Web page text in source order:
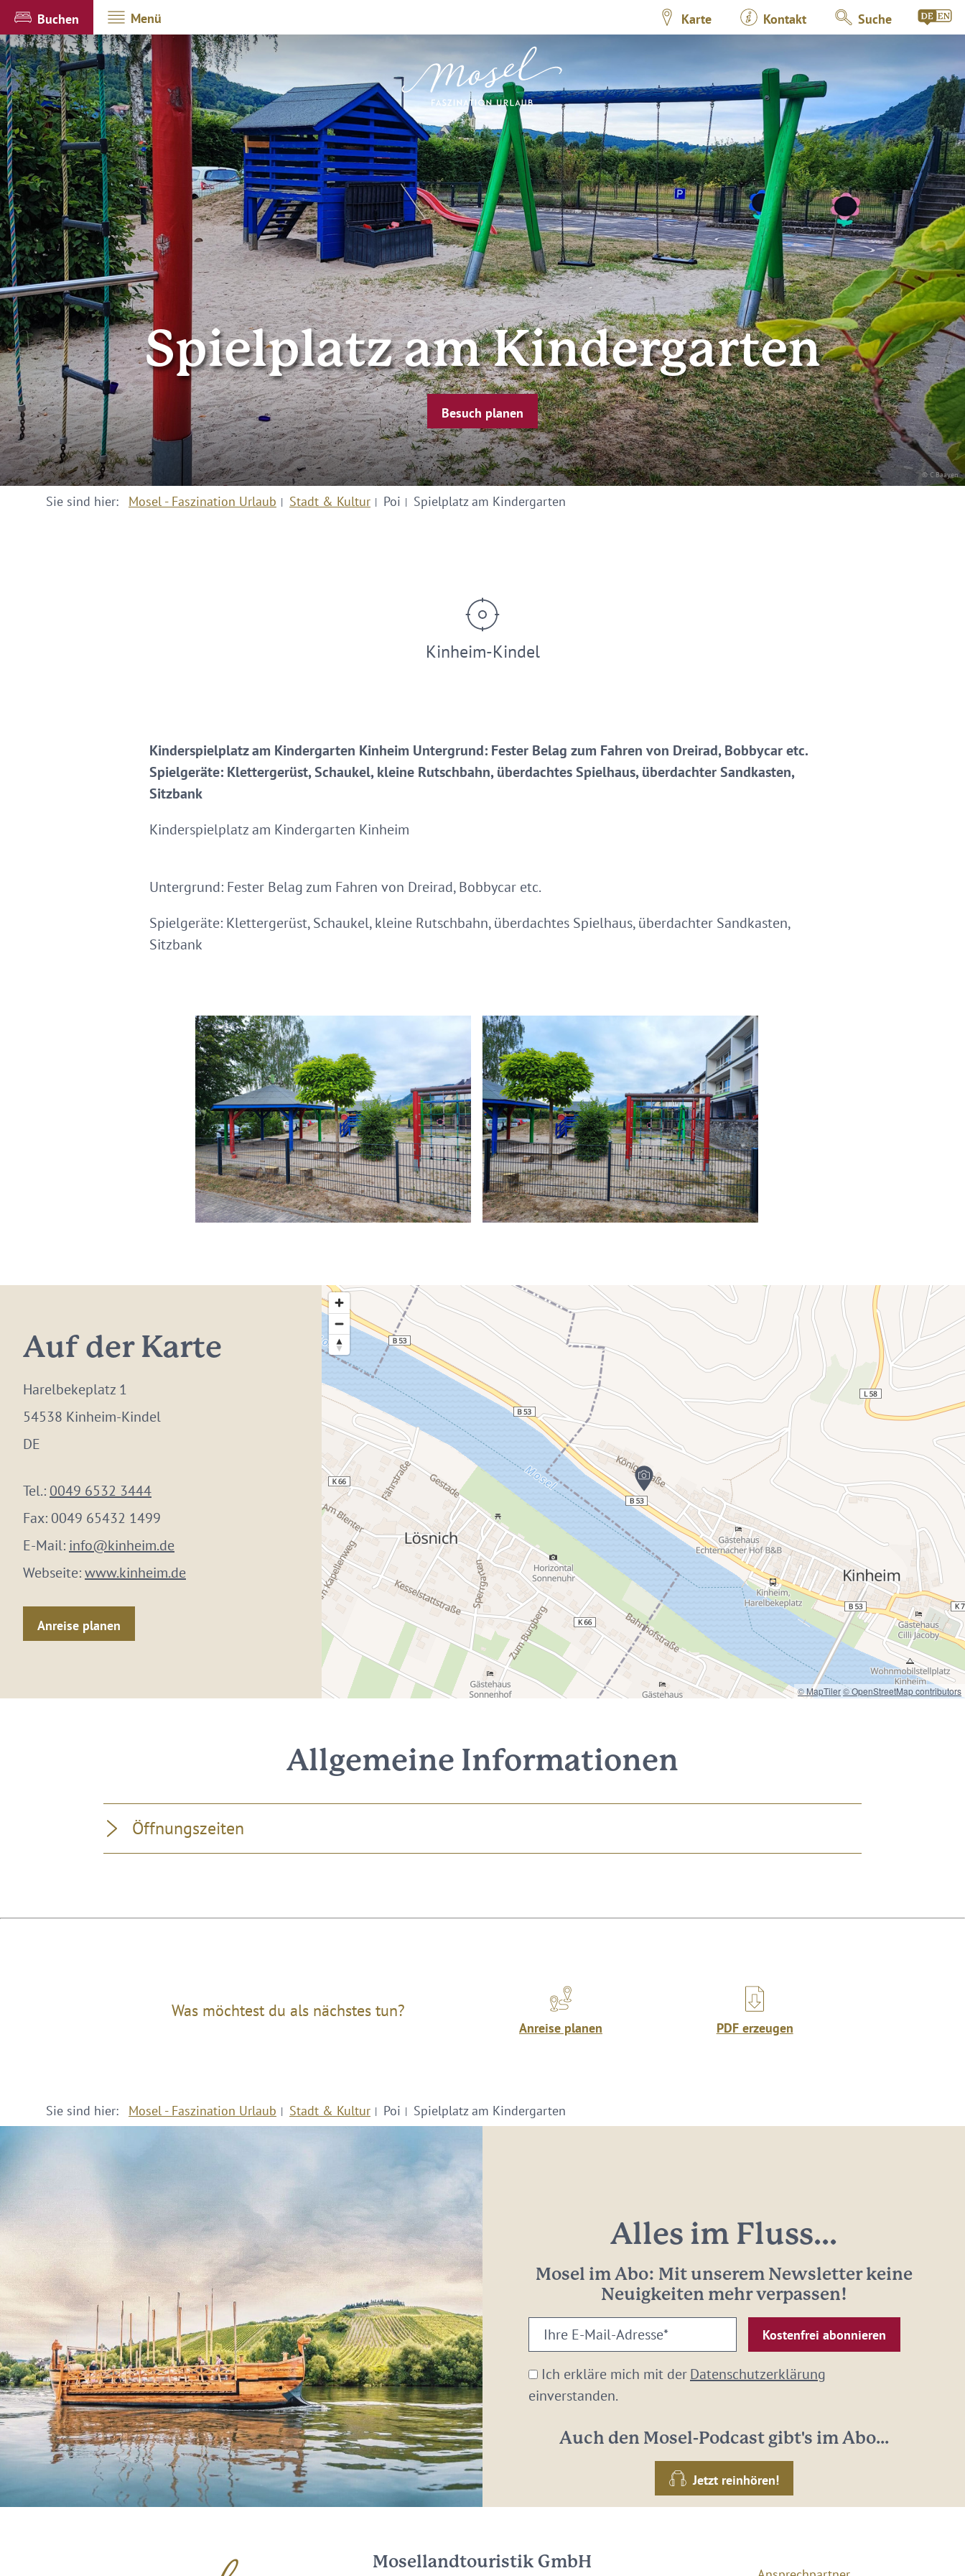
Buchen Menü Karte Kontakt Suche
© C.Baayen
Spielplatz am Kindergarten
Besuch planen
Sie sind hier: Mosel - Faszination Urlaub Stadt & Kultur Poi Spielplatz am Kindergarten
Kinheim-Kindel
Kinderspielplatz am Kindergarten Kinheim Untergrund: Fester Belag zum Fahren von Dreirad, Bobbycar etc.
Spielgeräte: Klettergerüst, Schaukel, kleine Rutschbahn, überdachtes Spielhaus, überdachter Sandkasten,
Sitzbank
Kinderspielplatz am Kindergarten Kinheim
Untergrund: Fester Belag zum Fahren von Dreirad, Bobbycar etc.
Spielgeräte: Klettergerüst, Schaukel, kleine Rutschbahn, überdachtes Spielhaus, überdachter Sandkasten,
Sitzbank
Auf der Karte
Harelbekeplatz 1
54538 Kinheim-Kindel
DE
Tel.: 0049 6532 3444
Fax: 0049 65432 1499
E-Mail: info@kinheim.de
Webseite:www.kinheim.de
Anreise planen
© MapTiler© OpenStreetMap contributors
Allgemeine Informationen
Öffnungszeiten
Was möchtest du als nächstes tun?
Anreise planen PDF erzeugen
Sie sind hier: Mosel - Faszination Urlaub Stadt & Kultur Poi Spielplatz am Kindergarten
Alles im Fluss...
Mosel im Abo: Mit unserem Newsletter keine
Neuigkeiten mehr verpassen!
Ihre
E-
Mail-
Adresse:
Ich erkläre mich mit derDatenschutzerklärung
einverstanden.
Auch den Mosel-Podcast gibt's im Abo...
Jetzt reinhören!
Mosellandtouristik GmbH